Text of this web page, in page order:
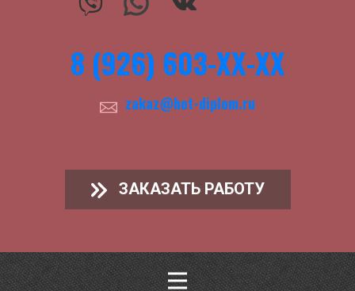
8 (926) 603-ХХ-ХХ
zakaz@hot-diplom.ru
ЗАКАЗАТЬ РАБОТУ